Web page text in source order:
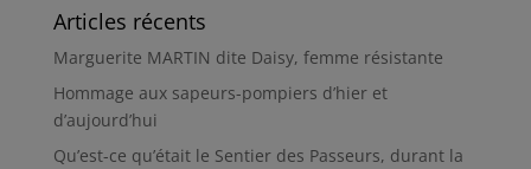
Articles récents
Marguerite MARTIN dite Daisy, femme résistante
Hommage aux sapeurs-pompiers d’hier et
d’aujourd’hui
Qu’est-ce qu’était le Sentier des Passeurs, durant la